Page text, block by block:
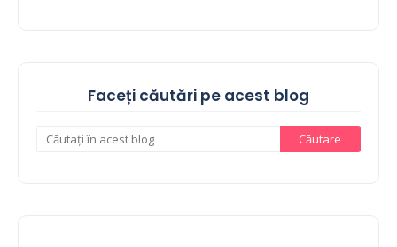
Faceți căutări pe acest blog